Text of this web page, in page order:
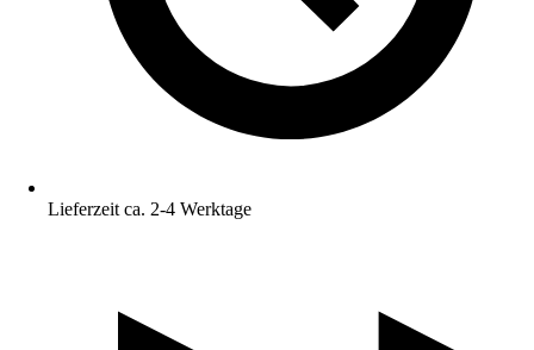
Lieferzeit ca. 2-4 Werktage